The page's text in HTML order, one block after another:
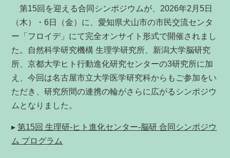
第15回を迎える合同シンポジウムが、2026年2月5日
（木）・6日（金）に、愛知県犬山市の市民交流センタ
ー「フロイデ」にて完全オンサイト形式で開催されまし
た。自然科学研究機構 生理学研究所、新潟大学脳研究
所、京都大学ヒト行動進化研究センターの3研究所に加
え、今回は名古屋市立大学医学研究科からもご参加をい
ただき、研究所間の連携の輪がさらに広がるシンポジウ
ムとなりました。
▸第15回 生理研‐ヒト進化センター‐脳研 合同シンポジウ
ム プログラム